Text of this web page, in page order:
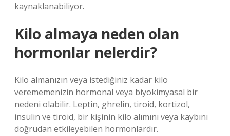
kaynaklanabiliyor.
Kilo almaya neden olan
hormonlar nelerdir?
Kilo almanızın veya istediğiniz kadar kilo
verememenizin hormonal veya biyokimyasal bir
nedeni olabilir. Leptin, ghrelin, tiroid, kortizol,
insülin ve tiroid, bir kişinin kilo alımını veya kaybını
doğrudan etkileyebilen hormonlardır.